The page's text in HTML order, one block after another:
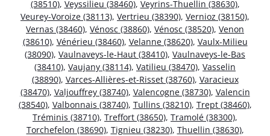
(38510), Veyssilieu (38460), Veyrins-Thuellin (38630),
Veurey-Voroize (38113), Vertrieu (38390), Vernioz (38150),
Vernas (38460), Vénosc (38860), Vénosc (38520), Venon
(38610), Vénérieu (38460), Velanne (38620), Vaulx-Milieu
(38090), Vaulnaveys-le-Haut (38410), Vaulnaveys-le-Bas
(38410), Vaujany (38114), Vatilieu (38470), Vasselin
(38890), Varces-Allières-et-Risset (38760), Varacieux
(38470), Valjouffrey (38740), Valencogne (38730), Valencin
(38540), Valbonnais (38740), Tullins (38210), Trept (38460),
Tréminis (38710), Treffort (38650), Tramolé (38300),
Torchefelon (38690), Tignieu (38230), Thuellin (38630),